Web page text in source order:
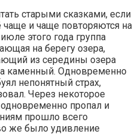
старыми сказками, если
и чаще повторяются на
этого года группа
на берегу озера,
из середины озера
каменный. Одновременно
непонятный страх,
Через некоторое
одновременно пропал и
прошло всего
же было удивление